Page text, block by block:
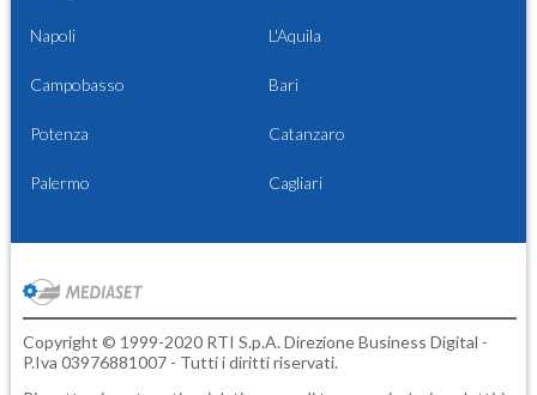
Napoli L'Aquila
Campobasso Bari
Potenza Catanzaro
Palermo Cagliari
Copyright © 1999-2020 RTI S.p.A. Direzione Business Digital -
P.Iva 03976881007 - Tutti i diritti riservati.